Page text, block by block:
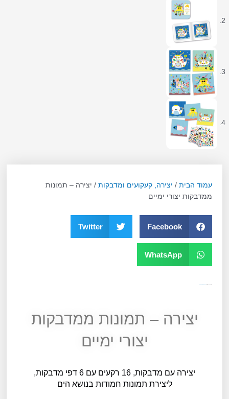
עמוד הבית / יצירה, קעקועים ומדבקות / יצירה – תמונות
ממדבקות יצורי ימיים
Facebook
Twitter
WhatsApp
יצירה – תמונות ממדבקות
יצורי ימיים
יצירה עם מדבקות, 16 רקעים עם 6 דפי מדבקות,
ליצירת תמונות חמודות בנושא הים